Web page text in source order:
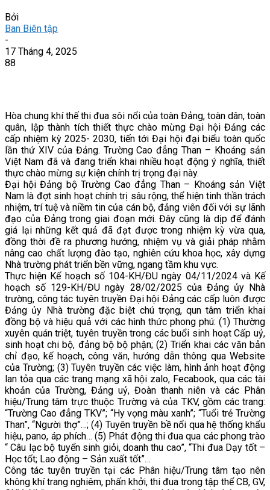
Bởi
Ban Biên tập
-
17 Tháng 4, 2025
88
Hòa chung khí thế thi đua sôi nổi của toàn Đảng, toàn dân, toàn
quân, lập thành tích thiết thực chào mừng Đại hội Đảng các
cấp nhiệm kỳ 2025- 2030, tiến tới Đại hội đại biểu toàn quốc
lần thứ XIV của Đảng. Trường Cao đẳng Than – Khoáng sản
Việt Nam đã và đang triển khai nhiều hoạt động ý nghĩa, thiết
thực chào mừng sự kiện chính trị trọng đại này.
Đại hội Đảng bộ Trường Cao đẳng Than – Khoáng sản Việt
Nam là đợt sinh hoạt chính trị sâu rộng, thể hiện tinh thần trách
nhiệm, trí tuệ và niềm tin của cán bộ, đảng viên đối với sự lãnh
đạo của Đảng trong giai đoạn mới. Đây cũng là dịp để đánh
giá lại những kết quả đã đạt được trong nhiệm kỳ vừa qua,
đồng thời đề ra phương hướng, nhiệm vụ và giải pháp nhằm
nâng cao chất lượng đào tạo, nghiên cứu khoa học, xây dựng
Nhà trường phát triển bền vững, ngang tầm khu vực.
Thực hiện Kế hoạch số 104-KH/ĐU ngày 04/11/2024 và Kế
hoạch số 129-KH/ĐU ngày 28/02/2025 của Đảng ủy Nhà
trường, công tác tuyên truyền Đại hội Đảng các cấp luôn được
Đảng ủy Nhà trường đặc biệt chú trọng, qun tâm triển khai
đồng bộ và hiệu quả với các hình thức phong phú: (1) Thường
xuyên quán triệt, tuyên truyền trong các buổi sinh hoạt Cấp uỷ,
sinh hoạt chi bộ, đảng bộ bộ phận; (2) Triển khai các văn bản
chỉ đạo, kế hoạch, công văn, hướng dẫn thông qua Website
của Trường; (3) Tuyên truyền các việc làm, hình ảnh hoạt động
lan tỏa qua các trang mạng xã hội zalo, Fecabook, qua các tài
khoản của Trường, Đảng uỷ, Đoàn thanh niên và các Phân
hiệu/Trung tâm trực thuộc Trường và của TKV, gồm các trang:
“Trường Cao đẳng TKV”; “Hy vọng màu xanh”; “Tuổi trẻ Trường
Than”, “Người thợ”…; (4) Tuyên truyền bề nổi qua hệ thống khẩu
hiệu, pano, áp phích… (5) Phát động thi đua qua các phong trào
“ Câu lạc bộ tuyển sinh giỏi, doanh thu cao”, “Thi đua Dạy tốt –
Học tốt; Lao động – Sản xuất tốt”…
Công tác tuyên truyền tại các Phân hiệu/Trung tâm tạo nên
không khí trang nghiêm, phấn khởi, thi đua trong tập thể CB, GV,